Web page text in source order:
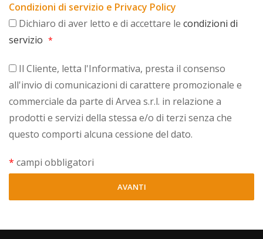
Condizioni di servizio e Privacy Policy
Dichiaro di aver letto e di accettare le condizioni di
servizio *
Il Cliente, letta l'Informativa, presta il consenso
all'invio di comunicazioni di carattere promozionale e
commerciale da parte di Arvea s.r.l. in relazione a
prodotti e servizi della stessa e/o di terzi senza che
questo comporti alcuna cessione del dato.
* campi obbligatori
AVANTI